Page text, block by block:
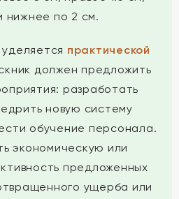
нижнее по 2 см.
практической
должен предложить
разработать
новую систему
обучение персонала.
экономическую или
предложенных
ущерба или